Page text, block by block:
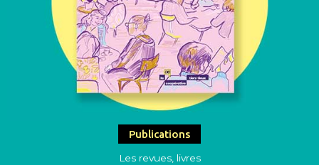
Publications
Les revues, livres